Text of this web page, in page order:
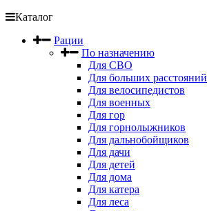
Каталог
Рации
По назначению
Для СВО
Для больших расстояний
Для велосипедистов
Для военных
Для гор
Для горнолыжников
Для дальнобойщиков
Для дачи
Для детей
Для дома
Для катера
Для леса